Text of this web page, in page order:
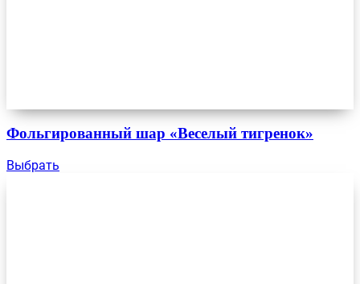
Фольгированный шар «Веселый тигренок»
Выбрать